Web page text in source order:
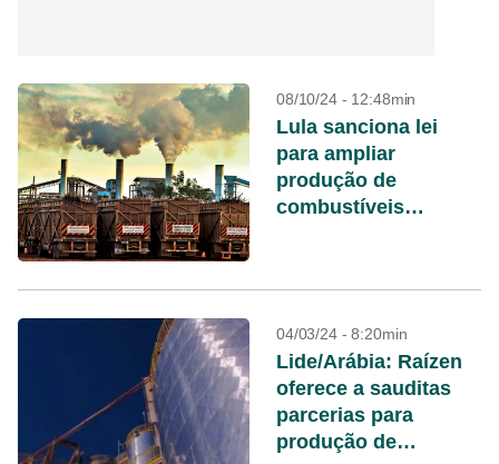
08/10/24 - 12:48min
Lula sanciona lei
para ampliar
produção de
combustíveis
04/03/24 - 8:20min
Lide/Arábia: Raízen
oferece a sauditas
parcerias para
produção de